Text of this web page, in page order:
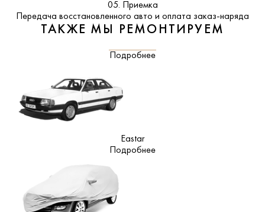
05. Приемка
Передача восстановленного авто и оплата заказ-наряда
ТАКЖЕ МЫ РЕМОНТИРУЕМ
Подробнее
Eastar
Подробнее